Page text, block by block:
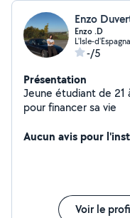
Enzo
Enzo .D
L'Isle-
-/5
Présentation
Jeune étudiant de
pour financer sa vie
Aucun avis pour
Voir le